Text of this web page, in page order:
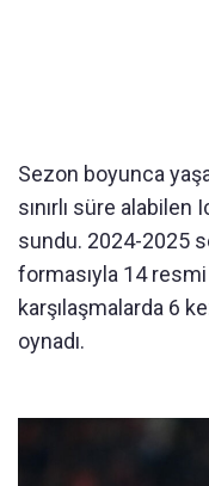
Sezon boyunca
sınırlı süre
sundu. 2024-2025
formasıyla 14
karşılaşmalarda 6
oynadı.